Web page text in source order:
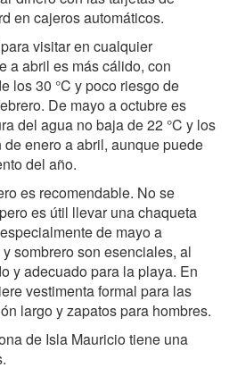
en cajeros automáticos.
visitar en cualquier
a abril es más cálido, con
los 30 °C y poco riesgo de
De mayo a octubre es
del agua no baja de 22 °C y los
enero a abril, aunque puede
del año.
es recomendable. No se
es útil llevar una chaqueta
de mayo a
sombrero son esenciales, al
y adecuado para la playa. En
vestimenta formal para las
largo y zapatos para hombres.
de Isla Mauricio tiene una